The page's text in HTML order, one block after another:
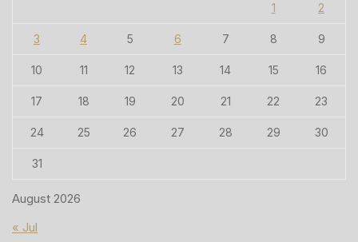
August 2026
1 2
3 4 5 6 7 8 9
10 11 12 13 14 15 16
17 18 19 20 21 22 23
24 25 26 27 28 29 30
31
« Jul